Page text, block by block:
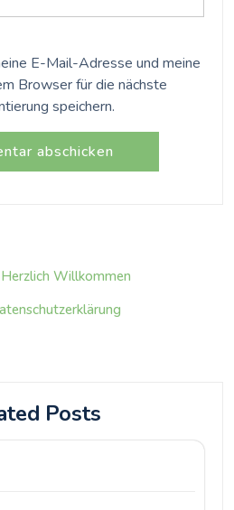
E-Mail-Adresse und meine
Browser für die nächste
speichern.
Herzlich Willkommen
Posts